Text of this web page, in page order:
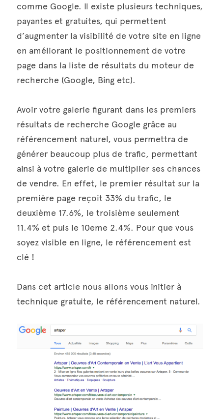
comme Google. Il existe plusieurs techniques,
payantes et gratuites, qui permettent
d’augmenter la visibilité de votre site en ligne
en améliorant le positionnement de votre
page dans la liste de résultats du moteur de
recherche (Google, Bing etc).
Avoir votre galerie figurant dans les premiers
résultats de recherche Google grâce au
référencement naturel, vous permettra de
générer beaucoup plus de trafic, permettant
ainsi à votre galerie de multiplier ses chances
de vendre. En effet, le premier résultat sur la
première page reçoit 33% du trafic, le
deuxième 17.6%, le troisième seulement
11.4% et puis le 10eme 2.4%. Pour que vous
soyez visible en ligne, le référencement est
clé !
Dans cet article nous allons vous initier à
technique gratuite, le référencement naturel.